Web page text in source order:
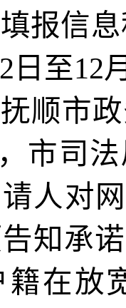
报信
日至12
顺市
市司
人对
告知承
籍在放